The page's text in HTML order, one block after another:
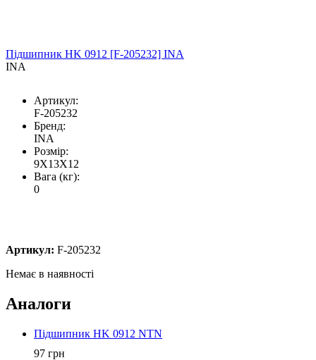
Підшипник HK 0912 [F-205232] INA
INA
Артикул:
F-205232
Бренд:
INA
Розмір:
9X13X12
Вага (кг):
0
Артикул: F-205232
Немає в наявності
Аналоги
Підшипник HK 0912 NTN
97 грн